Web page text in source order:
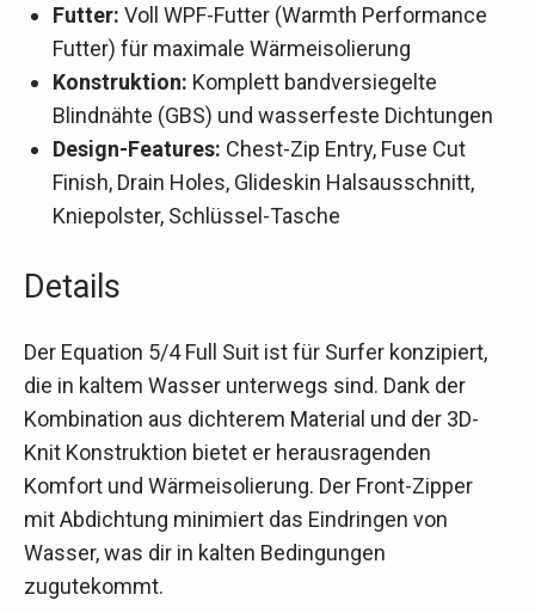
Futter: Voll WPF-Futter (Warmth Performance
Futter) für maximale Wärmeisolierung
Konstruktion: Komplett bandversiegelte
Blindnähte (GBS) und wasserfeste Dichtungen
Design-Features: Chest-Zip Entry, Fuse Cut
Finish, Drain Holes, Glideskin Halsausschnitt,
Kniepolster, Schlüssel-Tasche
Details
Der Equation 5/4 Full Suit ist für Surfer konzipiert,
die in kaltem Wasser unterwegs sind. Dank der
Kombination aus dichterem Material und der 3D-
Knit Konstruktion bietet er herausragenden
Komfort und Wärmeisolierung. Der Front-Zipper
mit Abdichtung minimiert das Eindringen von
Wasser, was dir in kalten Bedingungen
zugutekommt.